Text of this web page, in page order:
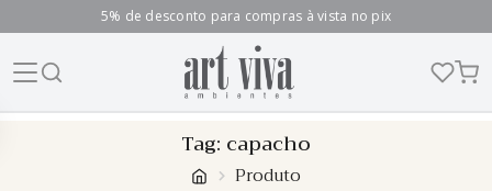
5% de desconto para compras à vista no pix
Tag: capacho
Produto